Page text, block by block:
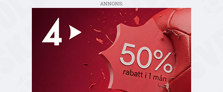
ANNONS: